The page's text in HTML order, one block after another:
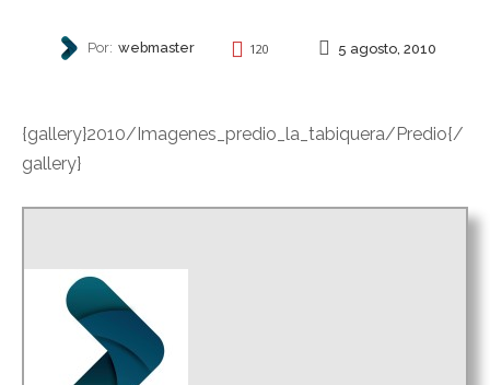
Por: webmaster 120 5 agosto, 2010
{gallery}2010/Imagenes_predio_la_tabiquera/Predio{/
gallery}